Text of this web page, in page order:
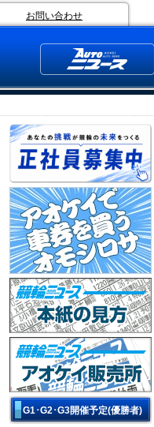
お問い合わせ
G1･G2･G3開催予定(優勝者)